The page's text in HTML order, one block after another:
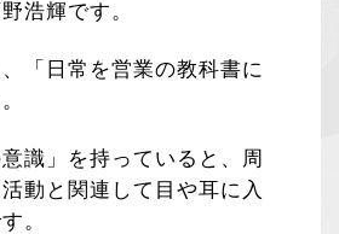
浩輝です。
「日常を営業の教科書に
識」を持っていると、周
動と関連して目や耳に入
。